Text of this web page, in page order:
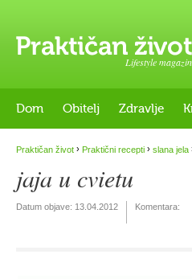
Lifestyle magazin
Dom Obitelj Zdravlje
Praktičan život › Praktični recepti › slana jela
jaja u cvietu
Datum objave: 13.04.2012 Komentara: